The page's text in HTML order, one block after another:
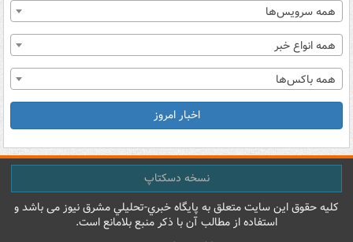
همه سرویس‌ها
همه انواع خبر
همه باکس‌ها
اخبار امروز
نسخه دسکتاپ
کليه حقوق اين سايت متعلق به پایگاه خبري-تحليلي مشرق نيوز می باشد و
استفاده از مطالب آن با ذکر منبع بلامانع است.